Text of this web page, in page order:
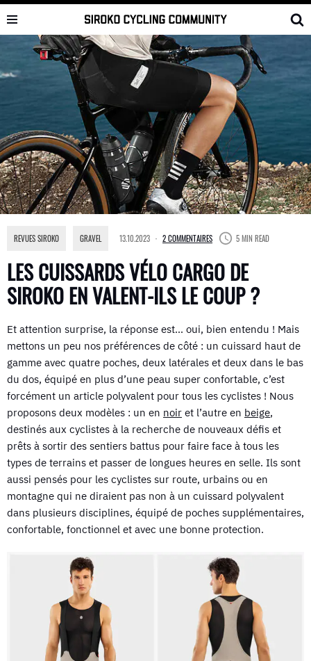
Skip
content
LES CUISSARDS VÉLO CARGO DE
SIROKO EN VALENT-ILS LE COUP ?
REVUES SIROKO GRAVEL 13.10.2023 2 COMMENTAIRES 5 MIN READ
Et attention surprise, la réponse est… oui, bien entendu ! Mais
mettons un peu nos préférences de côté : un cuissard haut de
gamme avec quatre poches, deux latérales et deux dans le bas
du dos, équipé en plus d’une peau super confortable, c’est
forcément un article polyvalent pour tous les cyclistes ! Nous
proposons deux modèles : un en noir et l’autre en beige,
destinés aux cyclistes à la recherche de nouveaux défis et
prêts à sortir des sentiers battus pour faire face à tous les
types de terrains et passer de longues heures en selle. Ils sont
aussi pensés pour les cyclistes sur route, urbains ou en
montagne qui ne diraient pas non à un cuissard polyvalent
dans plusieurs disciplines, équipé de poches supplémentaires,
confortable, fonctionnel et avec une bonne protection.